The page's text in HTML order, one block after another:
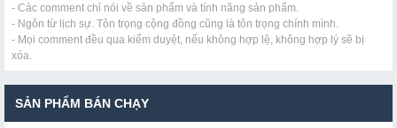
- Các comment chỉ nói về sản phẩm và tính năng sản phẩm.
- Ngôn từ lịch sự. Tôn trọng cộng đồng cũng là tôn trọng chính mình.
- Mọi comment đều qua kiểm duyệt, nếu không hợp lệ, không hợp lý sẽ bị
xóa.
SẢN PHẨM BÁN CHẠY